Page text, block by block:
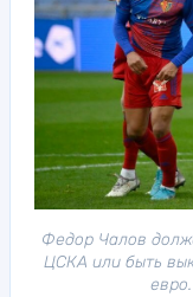
Федор Чалов
ЦСКА или быть